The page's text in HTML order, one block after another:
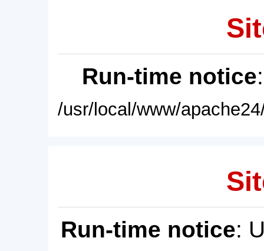
Run-time notice
/usr/local/www/
Run-time notice: